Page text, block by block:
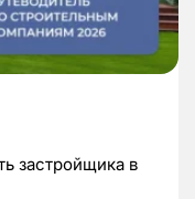
застройщика в